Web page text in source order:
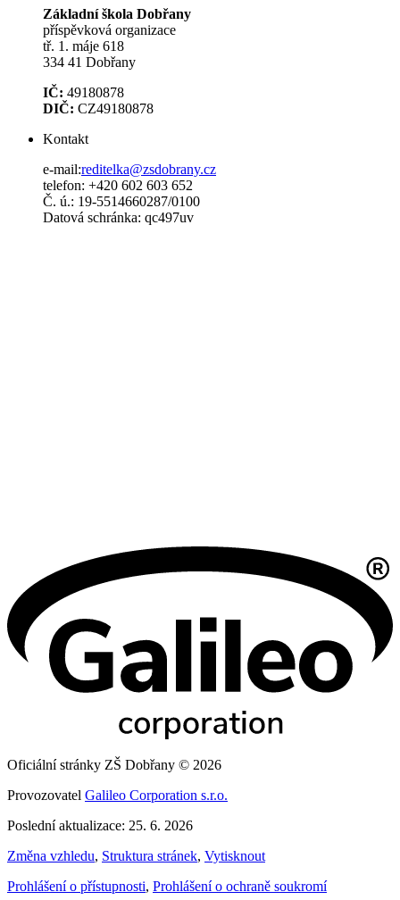
Základní škola Dobřany
příspěvková organizace
tř. 1. máje 618
334 41 Dobřany
IČ: 49180878
DIČ: CZ49180878
Kontakt
e-mail:reditelka@zsdobrany.cz
telefon: +420 602 603 652
Č. ú.: 19-5514660287/0100
Datová schránka: qc497uv
Oficiální stránky ZŠ Dobřany © 2026
Provozovatel Galileo Corporation s.r.o.
Poslední aktualizace: 25. 6. 2026
Změna vzhledu, Struktura stránek, Vytisknout
Prohlášení o přístupnosti, Prohlášení o ochraně soukromí